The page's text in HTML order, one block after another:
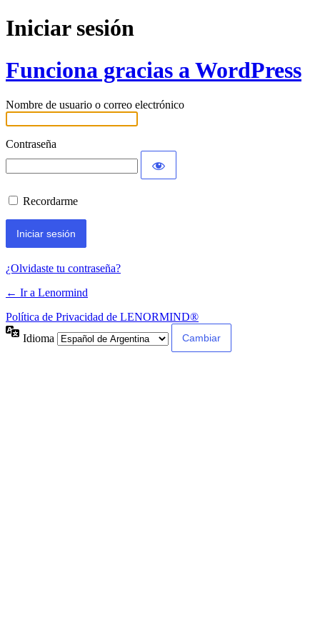
Iniciar sesión
Funciona gracias a WordPress
Nombre de usuario o correo electrónico
Contraseña
Recordarme
¿Olvidaste tu contraseña?
← Ir a Lenormind
Política de Privacidad de LENORMIND®
Idioma